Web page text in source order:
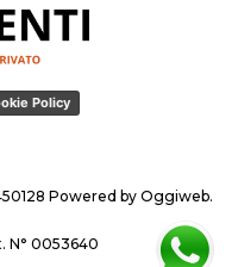
Policy
Powered by Oggiweb.
N° 0053640